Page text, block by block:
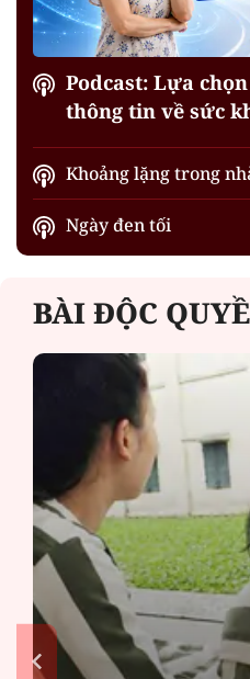
Podcast: Lựa
thông tin về sức
Khoảng lặng trong
Ngày đen tối
BÀI ĐỘC